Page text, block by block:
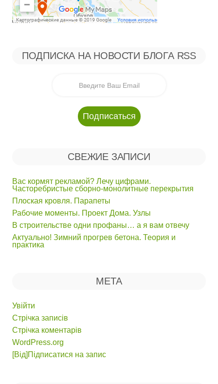
ПОДПИСКА НА НОВОСТИ БЛОГА RSS
СВЕЖИЕ ЗАПИСИ
Вас кормят рекламой? Лечу цифрами.
Часторебристые сборно-монолитные перекрытия
Плоская кровля. Парапеты
Рабочие моменты. Проект Дома. Узлы
В строительстве одни профаны… а я вам отвечу
Актуально! Зимний прогрев бетона. Теория и
практика
МЕТА
Увійти
Стрічка записів
Стрічка коментарів
WordPress.org
[Від]Підписатися на запис